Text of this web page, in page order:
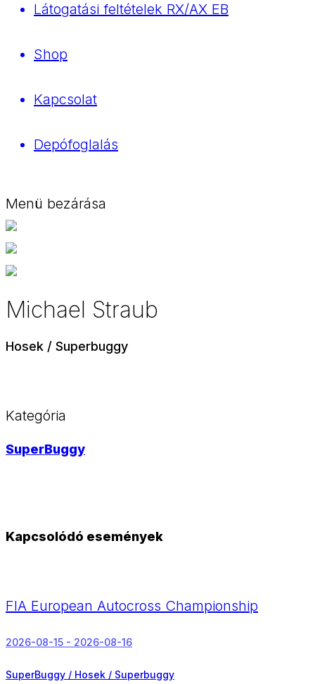
Látogatási feltételek RX/AX EB
Shop
Kapcsolat
Depófoglalás
Menü bezárása
Michael Straub
Hosek / Superbuggy
Kategória
SuperBuggy
Kapcsolódó események
FIA European Autocross Championship
2026-08-15 - 2026-08-16
SuperBuggy / Hosek / Superbuggy